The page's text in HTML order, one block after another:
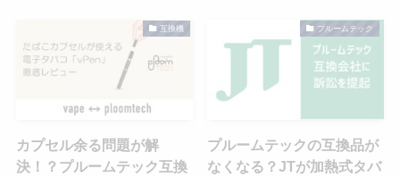
互換機
カプセル余る問題が解
決！？プルームテック互換
プルームテック
プルームテックの互換品が
なくなる？JTが加熱式タバ